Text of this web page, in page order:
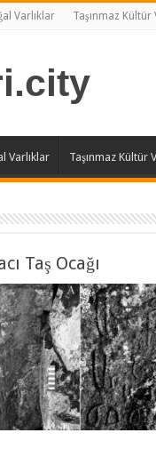
Varlıklar Taşınmaz Kültür
Varlıklar Taşınmaz Kültür
Taş Ocağı